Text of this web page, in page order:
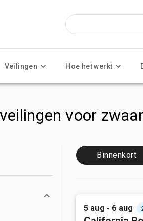
Veilingen Hoe het werkt
voor
Binnenkort
5 aug - 6 aug